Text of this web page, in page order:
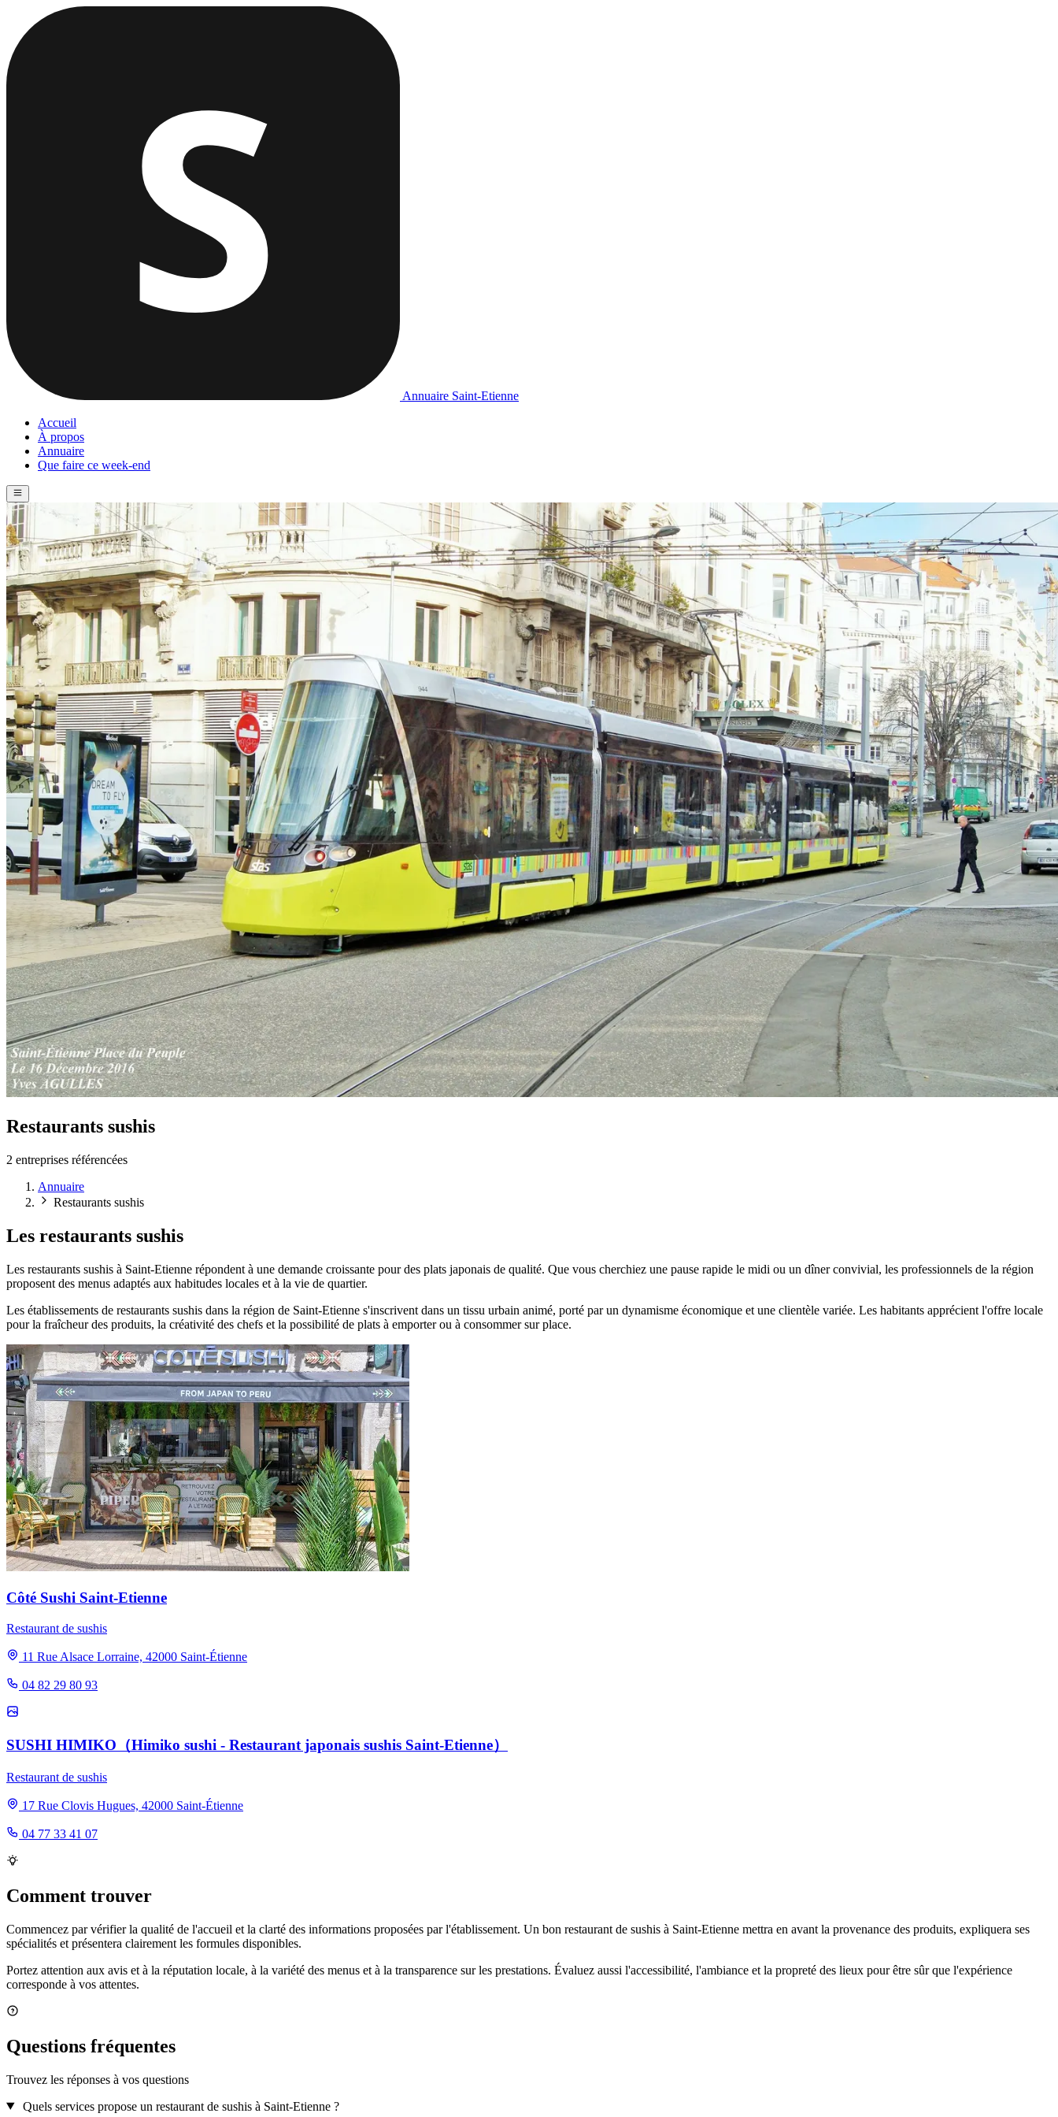
Annuaire Saint-Etienne
Accueil
À propos
Annuaire
Que faire ce week-end
Restaurants sushis
2 entreprises référencées
Annuaire
Restaurants sushis
Les restaurants sushis
Les restaurants sushis à Saint-Etienne répondent à une demande croissante pour des plats japonais de qualité. Que vous cherchiez une pause rapide le midi ou un dîner convivial, les professionnels de la région
proposent des menus adaptés aux habitudes locales et à la vie de quartier.
Les établissements de restaurants sushis dans la région de Saint-Etienne s'inscrivent dans un tissu urbain animé, porté par un dynamisme économique et une clientèle variée. Les habitants apprécient l'offre locale
pour la fraîcheur des produits, la créativité des chefs et la possibilité de plats à emporter ou à consommer sur place.
Côté Sushi Saint-Etienne
Restaurant de sushis
11 Rue Alsace Lorraine, 42000 Saint-Étienne
04 82 29 80 93
SUSHI HIMIKO（Himiko sushi - Restaurant japonais sushis Saint-Etienne）
Restaurant de sushis
17 Rue Clovis Hugues, 42000 Saint-Étienne
04 77 33 41 07
Comment trouver
Commencez par vérifier la qualité de l'accueil et la clarté des informations proposées par l'établissement. Un bon restaurant de sushis à Saint-Etienne mettra en avant la provenance des produits, expliquera ses
spécialités et présentera clairement les formules disponibles.
Portez attention aux avis et à la réputation locale, à la variété des menus et à la transparence sur les prestations. Évaluez aussi l'accessibilité, l'ambiance et la propreté des lieux pour être sûr que l'expérience
corresponde à vos attentes.
Questions fréquentes
Trouvez les réponses à vos questions
Quels services propose un restaurant de sushis à Saint-Etienne ?